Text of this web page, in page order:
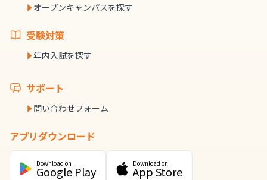
オープンキャンパスを探す
受験対策
年内入試を探す
サポート
問い合わせフォーム
アプリダウンロード
Download on
Google Play
Download on
App Store